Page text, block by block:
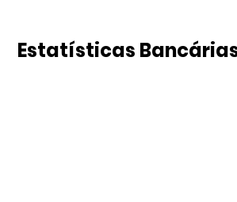
Estatísticas